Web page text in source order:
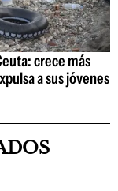
crece más
a sus jóvenes